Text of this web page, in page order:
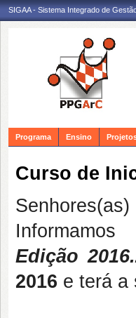
SIGAA - Sistema Integrado de
Programa Ensino
Curso de
Edição
2016 e terá a